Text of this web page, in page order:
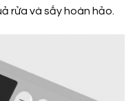
rửa và sấy hoàn hảo.